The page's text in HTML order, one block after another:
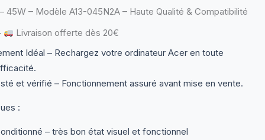
45W – Modèle A13-045N2A – Haute Qualité & Compatibilité
Livraison offerte dès 20€
Idéal – Rechargez votre ordinateur Acer en toute
et vérifié – Fonctionnement assuré avant mise en vente.
:
– très bon état visuel et fonctionnel